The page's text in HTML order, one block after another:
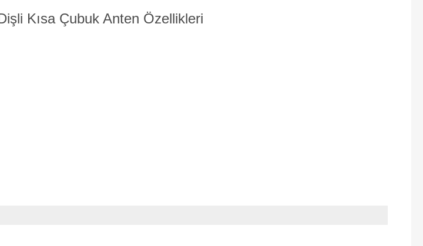
Kısa Çubuk Anten Özellikleri